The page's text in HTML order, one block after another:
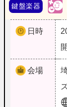
鍵盤楽器
日時
会場